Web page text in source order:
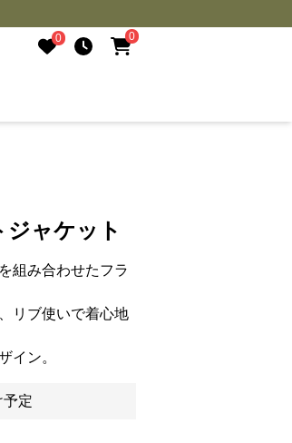
0
0
ャケット
組み合わせたフラ
リブ使いで着心地
イン。
予定